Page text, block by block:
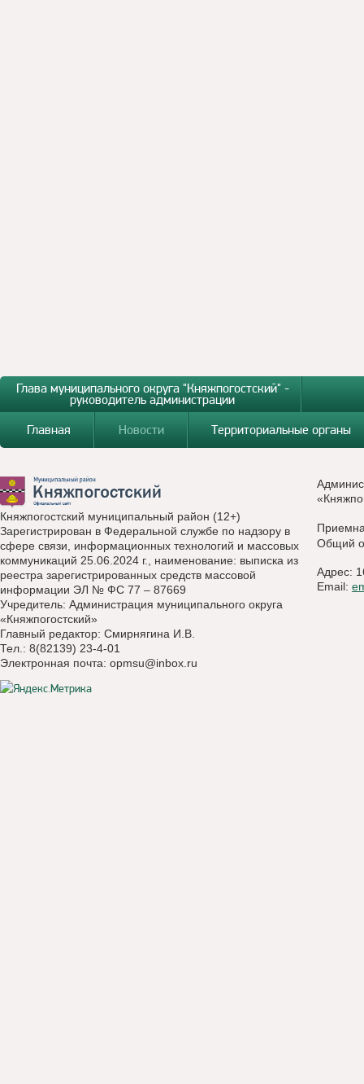
Глава муниципального округа "Княжпогостский" -
руководитель администрации
Главная
Новости Территориальные органы
Княжпогостский муниципальный район (12+)
Зарегистрирован в Федеральной службе по надзору в
сфере связи, информационных технологий и массовых
коммуникаций 25.06.2024 г., наименование: выписка из
реестра зарегистрированных средств массовой
информации ЭЛ № ФС 77 – 87669
Учредитель: Администрация муниципального округа
«Княжпогостский»
Главный редактор: Смирнягина И.В.
Тел.: 8(82139) 23-4-01
Электронная почта: opmsu@inbox.ru
Общий
Адрес:
Email: